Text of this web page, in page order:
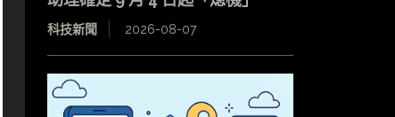
科技新聞 2026-08-07